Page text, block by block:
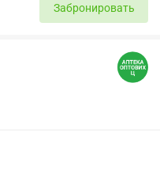
Забронировать